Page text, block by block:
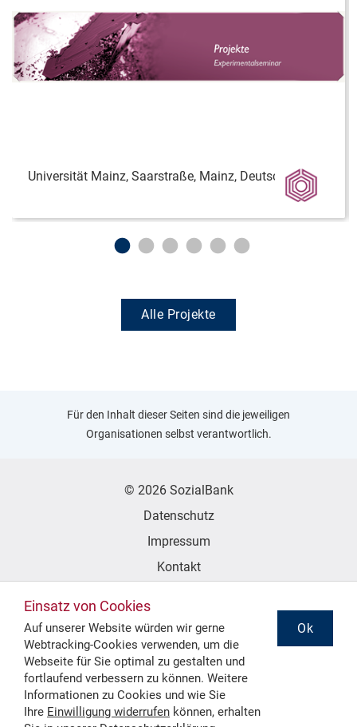
Universität Mainz, Saarstraße, Mainz, Deutschland
Alle Projekte
Für den Inhalt dieser Seiten sind die jeweiligen
Organisationen selbst verantwortlich.
© 2026 SozialBank
Datenschutz
Impressum
Kontakt
Folgen Sie uns
Einsatz von Cookies
Auf unserer Website würden wir gerne
Webtracking-Cookies verwenden, um die
Webseite für Sie optimal zu gestalten und
fortlaufend verbessern zu können. Weitere
Informationen zu Cookies und wie Sie
Ihre Einwilligung widerrufen können, erhalten
Ok